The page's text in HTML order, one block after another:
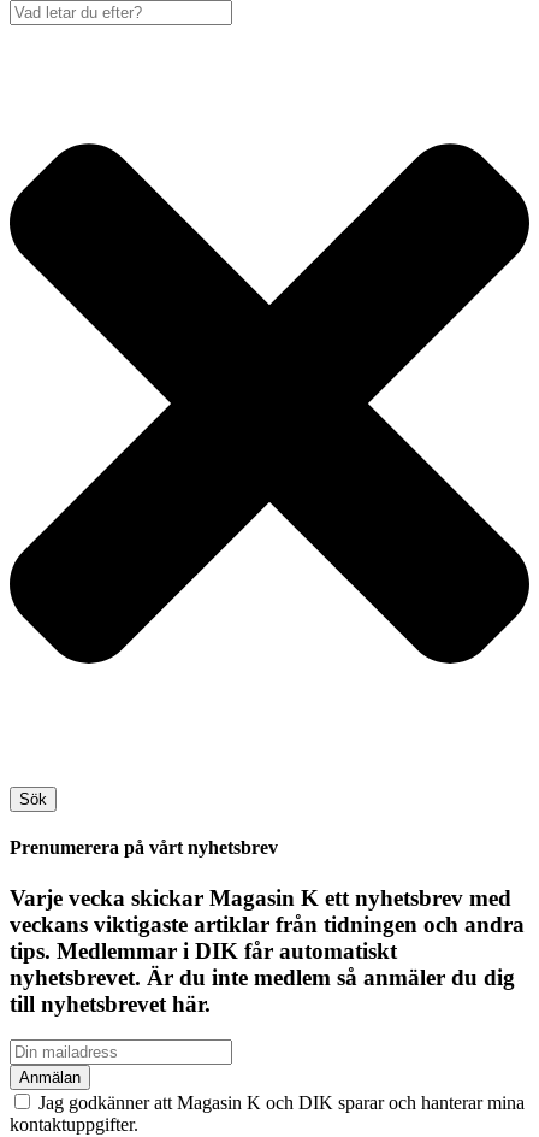
Sök
Prenumerera på vårt nyhetsbrev
Varje vecka skickar Magasin K ett nyhetsbrev med
veckans viktigaste artiklar från tidningen och andra
tips. Medlemmar i DIK får automatiskt
nyhetsbrevet. Är du inte medlem så anmäler du dig
till nyhetsbrevet här.
Jag godkänner att Magasin K och DIK sparar och hanterar mina
kontaktuppgifter.